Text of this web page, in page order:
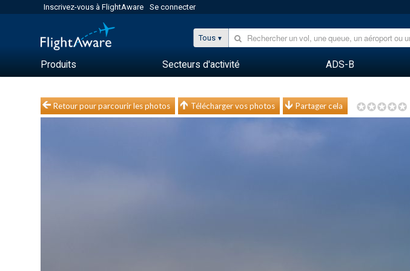
Inscrivez-vous à FlightAware Se connecter
Tous
Produits Secteurs d'activité ADS-B
Retour pour parcourir les photos Télécharger vos photos Partager cela